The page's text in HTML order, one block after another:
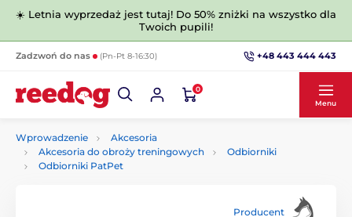
☀️ Letnia wyprzedaż jest tutaj! Do 50% zniżki na wszystko dla
Twoich pupili!
Zadzwoń do nas (Pn-Pt 8-16:30) +48 443 444 443
0
Menu
Wprowadzenie
Akcesoria
Akcesoria do obroży treningowych
Odbiorniki
Odbiorniki PatPet
Producent